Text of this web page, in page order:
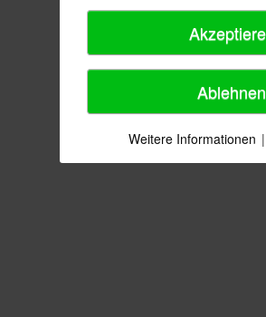
Ablehnen
Weitere Informationen |